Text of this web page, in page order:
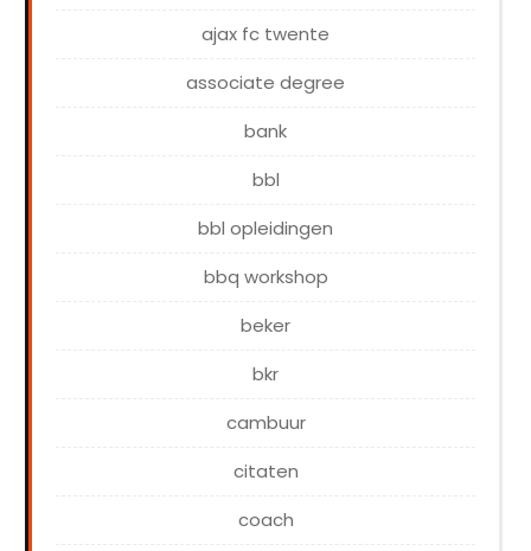
ajax fc twente
associate degree
bank
bbl
bbl opleidingen
bbq workshop
beker
bkr
cambuur
citaten
coach